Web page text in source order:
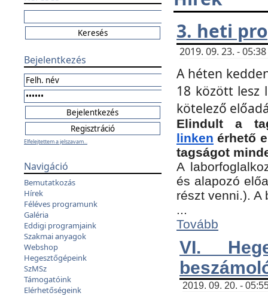
Bejelentkezés
Elfelejtettem a jelszavam...
Navigáció
Bemutatkozás
Hírek
Féléves programunk
Galéria
Eddigi programjaink
Szakmai anyagok
Webshop
Hegesztőgépeink
SzMSz
Támogatóink
Elérhetőségeink
3. heti
2019. 09. 23. -
A héten
18 között lesz
kötelező
Elindult a
linken érhető
tagságot
A
és alapozó
részt venni.).
...
Tovább
VI.
2019. 09. 20. -